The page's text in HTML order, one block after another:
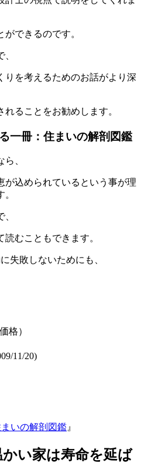
できるのです。
りを考えるためのお話がより深
ることをお勧めします。
一冊：住まいの解剖図鑑
、
が込められているという事が理
むこともできます。
失敗しないためにも、
格）
11/20)
いの解剖図鑑 』
い家は寿命を延ば